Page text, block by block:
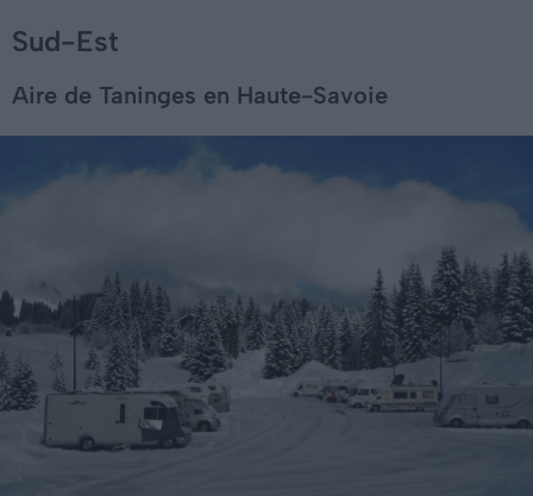
Sud-Est
Aire de Taninges en Haute-Savoie